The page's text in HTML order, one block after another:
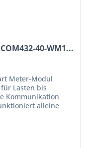
40-WM1...
Meter-Modul
für Lasten bis
Kommunikation
alleine